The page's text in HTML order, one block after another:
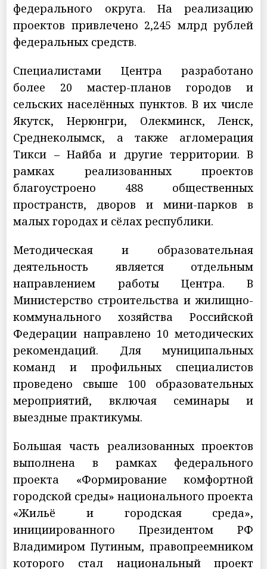
федерального округа. На реализацию
проектов привлечено 2,245 млрд рублей
федеральных средств.
Специалистами Центра разработано
более 20 мастер-планов городов и
сельских населённых пунктов. В их числе
Якутск, Нерюнгри, Олекминск, Ленск,
Среднеколымск, а также агломерация
Тикси – Найба и другие территории. В
рамках реализованных проектов
благоустроено 488 общественных
пространств, дворов и мини-парков в
малых городах и сёлах республики.
Методическая и образовательная
деятельность является отдельным
направлением работы Центра. В
Министерство строительства и жилищно-
коммунального хозяйства Российской
Федерации направлено 10 методических
рекомендаций. Для муниципальных
команд и профильных специалистов
проведено свыше 100 образовательных
мероприятий, включая семинары и
выездные практикумы.
Большая часть реализованных проектов
выполнена в рамках федерального
проекта «Формирование комфортной
городской среды» национального проекта
«Жильё и городская среда»,
инициированного Президентом РФ
Владимиром Путиным, правопреемником
которого стал национальный проект